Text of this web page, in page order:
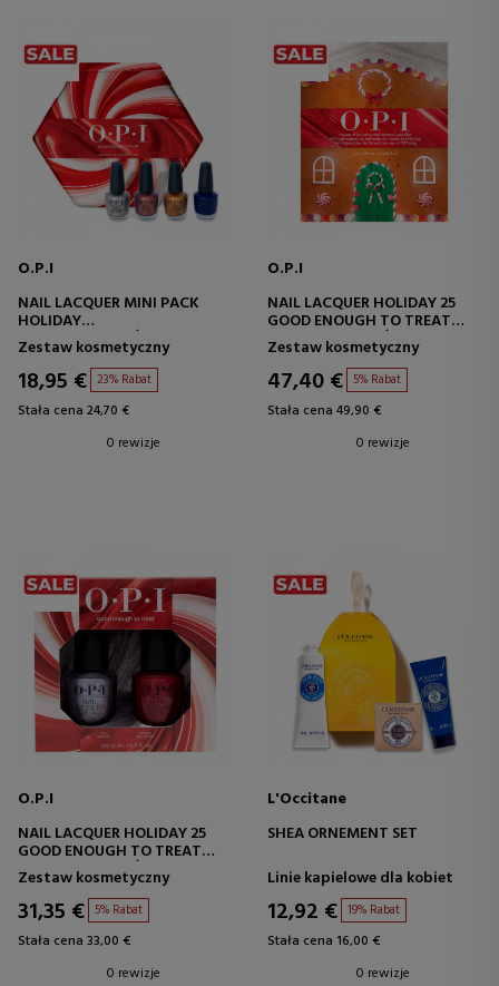
O.P.I
NAIL LACQUER MINI PACK
HOLIDAY
ZESTAW LAKIERÓW DO
PAZNOKCI
Zestaw kosmetyczny
18,95 € 23% Rabat
Stała cena 24,70 €
0 rewizje
O.P.I
NAIL LACQUER HOLIDAY 25
GOOD ENOUGH TO TREAT
ZESTAW LAKIERÓW DO
PAZNOKCI
Zestaw kosmetyczny
47,40 € 5% Rabat
Stała cena 49,90 €
0 rewizje
O.P.I
NAIL LACQUER HOLIDAY 25
GOOD ENOUGH TO TREAT
ZESTAW LAKIERÓW DO
PAZNOKCI
Zestaw kosmetyczny
31,35 € 5% Rabat
Stała cena 33,00 €
0 rewizje
L'Occitane
SHEA ORNEMENT SET
Linie kapielowe dla kobiet
12,92 € 19% Rabat
Stała cena 16,00 €
0 rewizje